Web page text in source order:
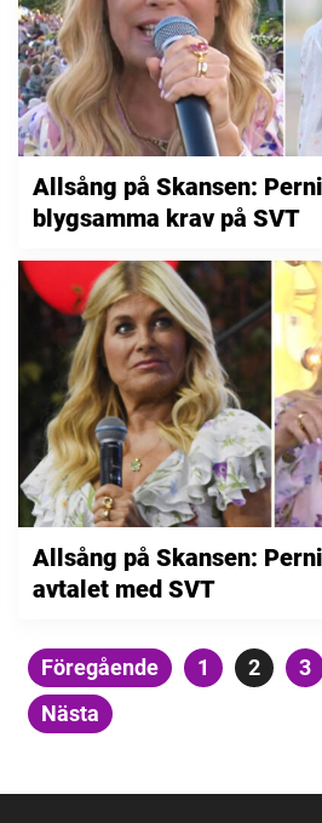
Allsång på Skansen:
blygsamma krav på SVT
Allsång på Skansen:
avtalet med SVT
Föregående Sida
1 Sida
2 3
Nästa